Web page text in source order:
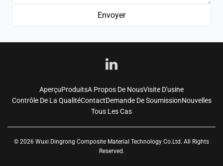
AperçuProduitsA Propos De NousVisite D'usine
Contrôle De La QualitéContactDemande De SoumissionNouvelles
Tous Les Cas
© 2026 Wuxi Dingrong Composite Material Technology Co.Ltd. All Rights
Reserved.